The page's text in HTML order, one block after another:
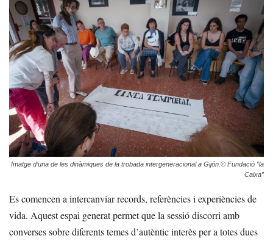
Imatge d’una de les dinàmiques de la trobada intergeneracional a Gijón. © Fundació ”la
Caixa”
Es comencen a intercanviar records, referències i experiències de
vida. Aquest espai generat permet que la sessió discorri amb
converses sobre diferents temes d’autèntic interès per a totes dues